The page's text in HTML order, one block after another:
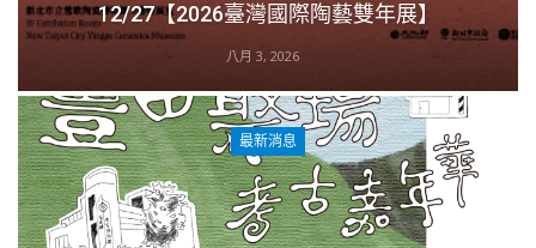
12/27【2026臺灣國際陶藝雙年展】
八月 3, 2026
最新消息